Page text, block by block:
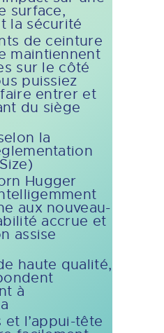
surface,
la sécurité
de ceinture
maintiennent
sur le côté
puissiez
entrer et
du siège
la
Hugger
aux nouveau-
accrue et
assise
haute qualité,
à
et l’appui-tête